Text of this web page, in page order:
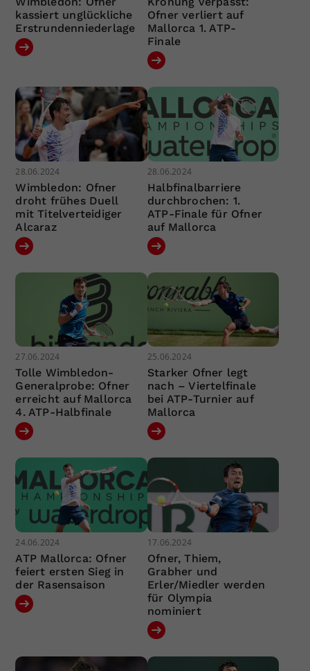
kassiert unglückliche
Erstrundenniederlage
Ofner verliert auf
Mallorca 1. ATP-
Finale
28.06.2024
Wimbledon: Ofner
droht frühes Duell
mit Titelverteidiger
Alcaraz
28.06.2024
Halbfinalbarriere
durchbrochen: 1.
ATP-Finale für Ofner
auf Mallorca
27.06.2024
Tolle Wimbledon-
Generalprobe: Ofner
erreicht auf Mallorca
4. ATP-Halbfinale
25.06.2024
Starker Ofner legt
nach – Viertelfinale
bei ATP-Turnier auf
Mallorca
24.06.2024
ATP Mallorca: Ofner
feiert ersten Sieg in
der Rasensaison
17.06.2024
Ofner, Thiem,
Grabher und
Erler/Miedler werden
für Olympia
nominiert